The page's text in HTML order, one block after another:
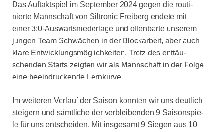
Das Auf­takt­spiel im Sep­tem­ber 2024 gegen die rou­ti­
nier­te Mann­schaft von Sil­tro­nic Frei­berg ende­te mit
einer 3:0‑Auswärtsniederlage und offen­bar­te unse­rem
jun­gen Team Schwä­chen in der Block­ar­beit, aber auch
kla­re Ent­wick­lungs­mög­lich­kei­ten. Trotz des ent­täu­
schen­den Starts zeig­ten wir als Mann­schaft in der Fol­ge
eine beein­dru­cken­de Lern­kur­ve.
Im wei­te­ren Ver­lauf der Sai­son konn­ten wir uns deut­lich
stei­gern und sämt­li­che der ver­blei­ben­den 9 Sai­son­spie­
le für uns ent­schei­den. Mit ins­ge­samt 9 Sie­gen aus 10